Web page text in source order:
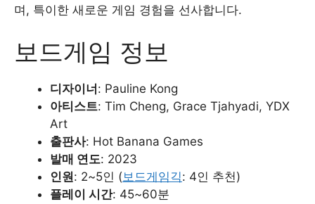
며, 특이한 새로운 게임 경험을 선사합니다.
보드게임 정보
디자이너 : Pauline Kong
아티스트: Tim Cheng, Grace Tjahyadi, YDX
Art
출판사: Hot Banana Games
발매 연도: 2023
인원: 2~5인 (보드게임긱: 4인 추천)
플레이 시간: 45~60분